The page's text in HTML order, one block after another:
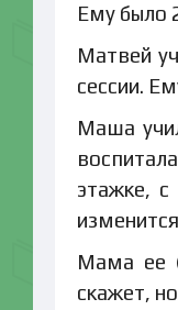
Ему было
Матвей
сессии.
Маша
этажке,
Мама ее
скажет,